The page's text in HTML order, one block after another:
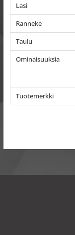
Lasi
Ranneke
Taulu
Ominaisuuksia
Tuotemerkki